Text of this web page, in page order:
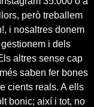
però treballem
i nosaltres donem
i dels
altres sense cap
saben fer bones
cients reals. A ells
bonic; així i tot, no